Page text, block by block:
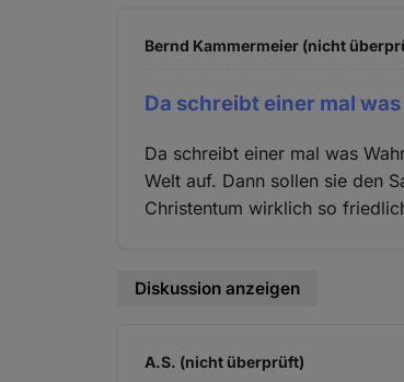
Bernd Kammermeier (nicht
Da schreibt einer mal was
Da schreibt einer mal was
Welt auf. Dann sollen sie den
Christentum wirklich so
Diskussion anzeigen
A.S. (nicht überprüft)